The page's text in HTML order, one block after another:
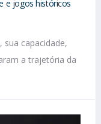
e jogos históricos
sua capacidade,
a trajetória da